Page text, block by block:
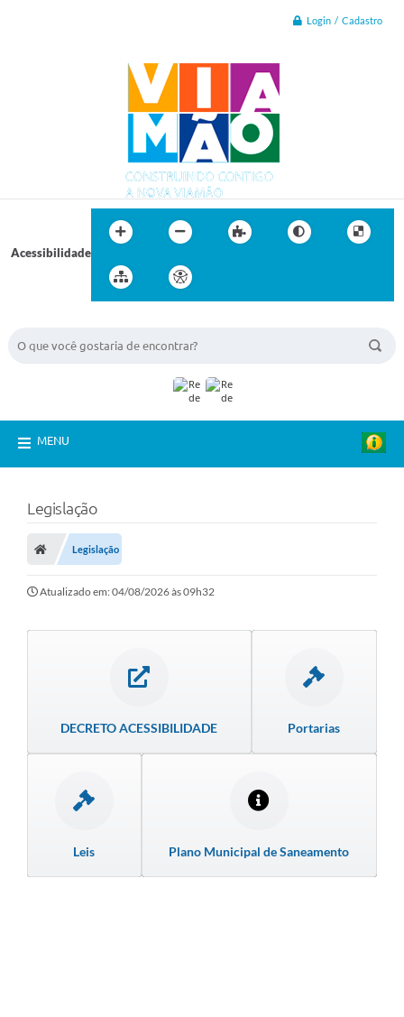
Login / Cadastro
Acessibilidade
MENU
Legislação
Legislação
Atualizado em: 04/08/2026 às 09h32
DECRETO ACESSIBILIDADE Portarias
Leis Plano Municipal de Saneamento